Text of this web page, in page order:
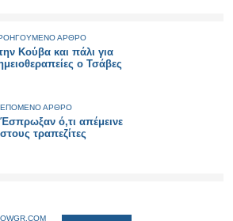
ΑΡΘΡΟ
Κούβα και πάλι για
ο Τσάβες
ΕΠΟΜΕΝΟ ΑΡΘΡΟ
Έσπρωξαν ό,τι απέμεινε
στους τραπεζίτες